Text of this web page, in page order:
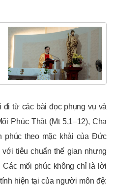
từ các bài đọc phụng vụ và
Phúc Thật (Mt 5,1–12), Cha
phúc theo mặc khải của Đức
tiêu chuẩn thế gian nhưng
mối phúc không chỉ là lời
hiện tại của người môn đệ: